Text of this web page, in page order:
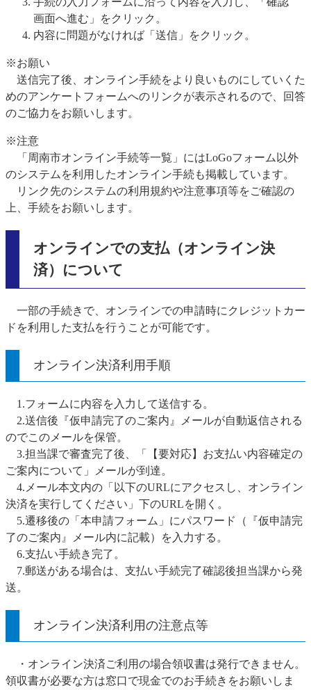
画面へ進む」をクリック。
内容に問題がなければ「送信」をクリック。
※お願い
送信完了後、オンライン手続をより良いものにしていくた
めのアンケートフォームへのリンクが表示されるので、回答
のご協力をお願いします。
※注意
「周南市オンライン手続等一覧」にはLoGoフォーム以外
のシステムを利用したオンライン手続も掲載しています。
リンク先のシステムの利用規約や注意事項等をご確認の
上、手続をお願いします。
オンラインでの支払（オンライン決
済）について
一部の手続きで、オンラインでの申請時にクレジットカー
ドを利用した支払を行うことが可能です。
オンライン決済利用手順
1.フォームに内容を入力して送信する。
2.送信後『仮申請完了のご案内』メールが自動返信される
のでこのメールを保管。
3.担当課で審査完了後、「【要対応】お支払い内容確定の
ご案内について」メールが到達。
4.メール本文内の「以下のURLにアクセスし、オンライン
決済を実行してください」下のURLを開く。
5.遷移後の「本申請フォーム」にパスワード（『仮申請完
了のご案内』メール内に記載）を入力する。
6.支払い手続き完了。
7.郵送がある場合は、支払い手続完了確認後担当課から発
送。
オンライン決済利用の注意点等
・オンライン決済ご利用の場合領収書は発行できません。
領収書が必要な方は窓口で現金でのお手続きをお願いしま